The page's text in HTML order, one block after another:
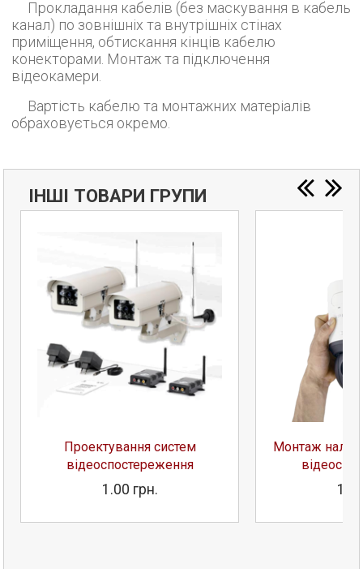
Прокладання кабелів (без маскування в кабель
канал) по зовнішніх та внутрішніх стінах
приміщення, обтискання кінців кабелю
конекторами. Монтаж та підключення
відеокамери.
Вартість кабелю та монтажних матеріалів
обраховується окремо.
ІНШІ ТОВАРИ ГРУПИ
Проектування систем
відеоспостереження
1.00 грн.
Монтаж